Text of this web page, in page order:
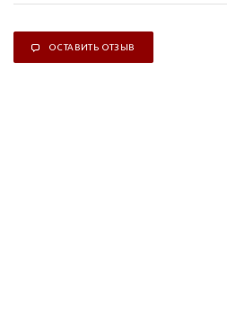
ОСТАВИТЬ ОТЗЫВ